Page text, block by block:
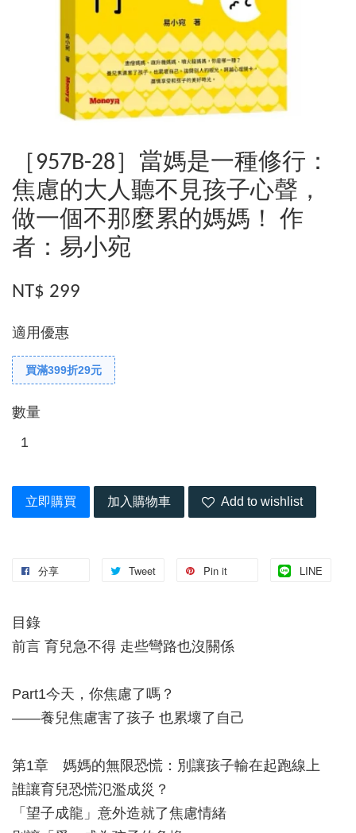
［957B-28］當媽是一種修行：
焦慮的大人聽不見孩子心聲，
做一個不那麼累的媽媽！ 作
者：易小宛
NT$ 299
適用優惠
買滿399折29元
數量
立即購買 加入購物車 Add to wishlist
分享 Tweet Pin it LINE
目錄
前言 育兒急不得 走些彎路也沒關係
Part1今天，你焦慮了嗎？
——養兒焦慮害了孩子 也累壞了自己
第1章 媽媽的無限恐慌：別讓孩子輸在起跑線上
誰讓育兒恐慌氾濫成災？
「望子成龍」意外造就了焦慮情緒